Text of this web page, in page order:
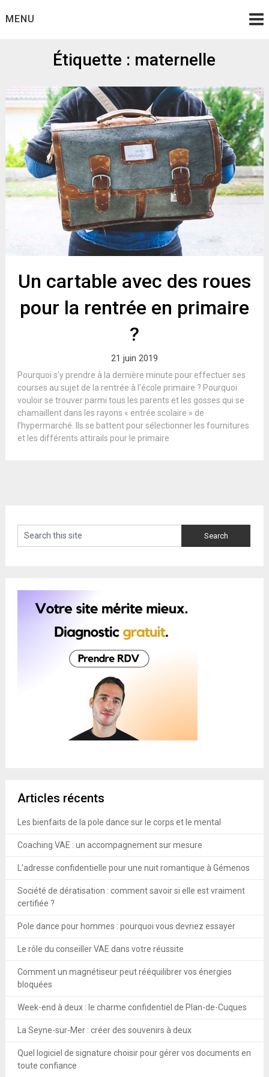
toMENU
Étiquette : maternelle
Un cartable avec des roues
pour la rentrée en primaire
?
21 juin 2019
Pourquoi s’y prendre à la dernière minute pour effectuer ses
courses au sujet de la rentrée à l’école primaire ? Pourquoi
vouloir se trouver parmi tous les parents et les gosses qui se
chamaillent dans les rayons « entrée scolaire » de
l’hypermarché. Ils se battent pour sélectionner les fournitures
et les différents attirails pour le primaire
Articles récents
Les bienfaits de la pole dance sur le corps et le mental
Coaching VAE : un accompagnement sur mesure
L’adresse confidentielle pour une nuit romantique à Gémenos
Société de dératisation : comment savoir si elle est vraiment
certifiée ?
Pole dance pour hommes : pourquoi vous devriez essayer
Le rôle du conseiller VAE dans votre réussite
Comment un magnétiseur peut rééquilibrer vos énergies
bloquées
Week-end à deux : le charme confidentiel de Plan-de-Cuques
La Seyne-sur-Mer : créer des souvenirs à deux
Quel logiciel de signature choisir pour gérer vos documents en
toute confiance